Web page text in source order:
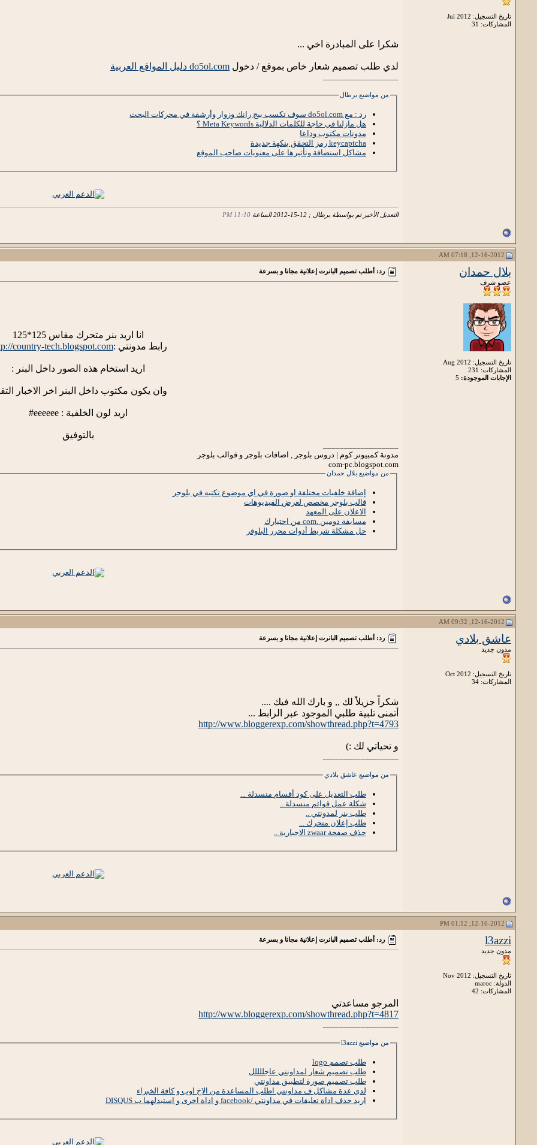
تاريخ التسجيل: Jul 2012
المشاركات: 31
شكرا على المبادرة اخي ...
لدي طلب تصميم شعار خاص بموقع / دخول do5ol.com دليل المواقع العربية
من مواضيع برطال
رد : مع do5ol.com سوف تكسب بيج رانك وزوار وأرشفة في محركات البحث
هل مازلنا في حاجة للكلمات الدلالية Meta Keywords ؟
مدونات مكتوب وداعا
keycaptcha رمز التحقق بنكهة جديدة
مشاكل استضافة وتأثيرها على معنويات صاحب الموقع
التعديل الأخير تم بواسطة برطال ; 12-15-2012 الساعة 11:10 PM
بلال حمدان
عضو شرف
تاريخ التسجيل: Aug 2012
المشاركات: 231
الإجابات الموجودة:
رد: أطلب تصميم البانرت إعلانية مجانا و بسرعة
انا اريد بنر متحرك مقاس 125*125
رابط مدونتي :country-tech.blogspot.com/
اريد استخام هذه الصور داخل البنر :
وان يكون مكتوب داخل البنر اخر الاخبار
اريد لون الخلفية : eeeeee#
بالتوفيق
مدونة كمبيوتر كوم | دروس بلوجر , اضافات بلوجر و قوالب بلوجر
com-pc.blogspot.com
من مواضيع بلال حمدان
إضافة خلفيات مختلفة او صورة في اي موضوع تكتبه في بلوجر
قالب بلوجر مخصص لعرض الفيديوهات
الاعلان على المعهد
مسابقة دومين .com من اختيارك
حل مشكلة شريط أدوات محرر البلوقر
عاشق بلادي
مدون جديد
تاريخ التسجيل: Oct 2012
المشاركات: 34
رد: أطلب تصميم البانرت إعلانية مجانا و بسرعة
شكراً جزيلاً لك ,, و بارك الله فيك ....
أتمنى تلبية طلبي الموجود عبر الرابط ...
http://www.bloggerexp.com/showthread.php?t=4793
و تحياتي لك :)
من مواضيع عاشق بلادي
طلب التعديل على كود أقسام منسدلة ...
شكلة عمل قوائم منسدلة ..
طلب بنر لمدونتي ..
طلب إعلان متحرك ...
حذف صفحة zwaar الاجبارية ..
l3azzi
مدون جديد
تاريخ التسجيل: Nov 2012
الدولة: maroc
المشاركات: 42
رد: أطلب تصميم البانرت إعلانية مجانا و بسرعة
المرجو مساعدتي
http://www.bloggerexp.com/showthread.php?t=4817
من مواضيع l3azzi
طلب تصمم logo
طلب تصميم شعار لمداونتي عاجللللل
طلب تصميم صورة لتطبيق مداونتي
لدي عدة مشاكل ف مداونتي اطلب المساعدة من الاخ اوب و كافة الخبراء
اريد حدف اداة تعليقات في مداونتي /facebook و اداة اخرى و استبدلهما ب DISQUS